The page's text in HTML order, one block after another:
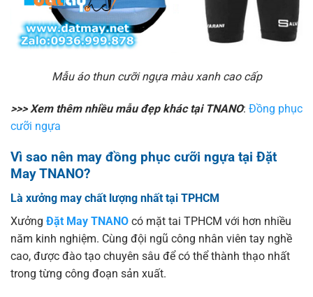
Mẫu áo thun cưỡi ngựa màu xanh cao cấp
>>> Xem thêm nhiều mẫu đẹp khác tại TNANO: Đồng phục
cưỡi ngựa
Vì sao nên may đồng phục cưỡi ngựa tại Đặt
May TNANO?
Là xưởng may chất lượng nhất tại TPHCM
Xưởng Đặt May TNANO có mặt tai TPHCM với hơn nhiều
năm kinh nghiệm. Cùng đội ngũ công nhân viên tay nghề
cao, được đào tạo chuyên sâu để có thể thành thạo nhất
trong từng công đoạn sản xuất.